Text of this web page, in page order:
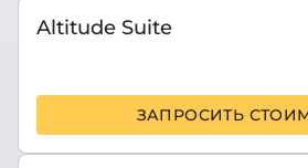
Altitude Suite
ЗАПРОСИТЬ